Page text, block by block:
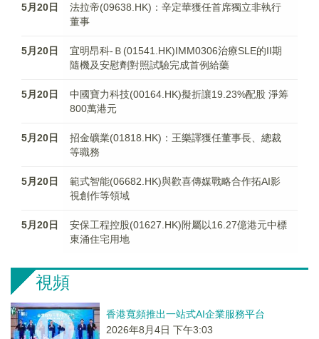
5月20日
法拉帝(09638.HK)：辛定華獲任首席獨立非執行
董事
5月20日
宜明昂科-Ｂ(01541.HK)IMM0306治療SLE的II期
隨機及安慰劑對照試驗完成首例給藥
5月20日
中國寶力科技(00164.HK)擬折讓19.23%配股 淨筹
800萬港元
5月20日
​招金礦業(01818.HK)：王樂譯獲任董事長、總裁
等職務
5月20日
範式智能(06682.HK)與歡喜傳媒戰略合作拓AI影
視創作等領域
5月20日
安保工程控股(01627.HK)附屬以16.27億港元中標
東涌住宅用地
視頻
香港寬頻推出一站式AI企業服務平台
2026年8月4日 下午3:03